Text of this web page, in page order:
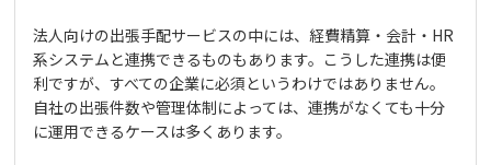
法人向けの出張手配サービスの中には、経費精算・会計・HR
系システムと連携できるものもあります。こうした連携は便
利ですが、すべての企業に必須というわけではありません。
自社の出張件数や管理体制によっては、連携がなくても十分
に運用できるケースは多くあります。